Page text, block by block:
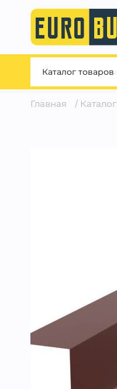
Каталог товаров
Главная / Каталог